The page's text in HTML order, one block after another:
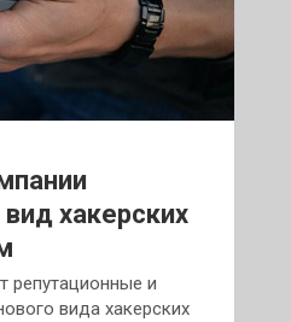
хакерских
репутационные и
вида хакерских